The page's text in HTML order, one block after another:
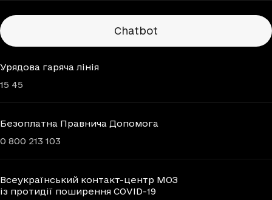
Chatbots
Chatbot
Урядова гаряча лінія
15 45
Безоплатна Правнича Допомога
0 800 213 103
Всеукраїнський контакт-центр МОЗ
із протидії поширення COVID-19